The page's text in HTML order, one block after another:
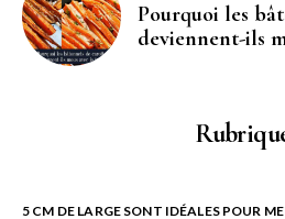
Pourquoi les
deviennent-ils
5 CM DE LARGE SONT IDÉALES POUR